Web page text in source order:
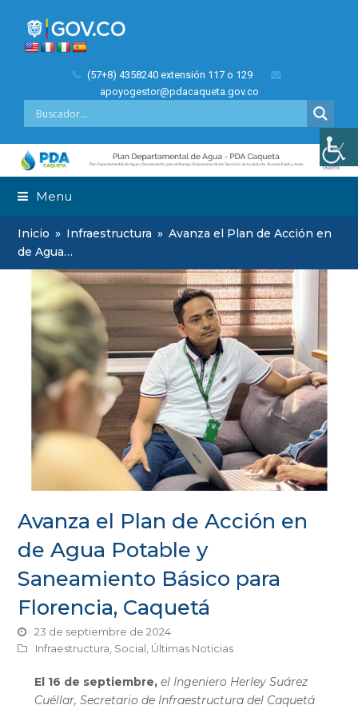
(57+8) 4358240 extensión 117 o 129
apoyogestor@pdacaqueta.gov.co
Menu
Inicio » Infraestructura » Avanza el Plan de Acción en
de Agua…
Avanza el Plan de Acción en
de Agua Potable y
Saneamiento Básico para
Florencia, Caquetá
23 de septiembre de 2024
Infraestructura, Social, Últimas Noticias
El 16 de septiembre, el Ingeniero Herley Suárez
Cuéllar, Secretario de Infraestructura del Caquetá